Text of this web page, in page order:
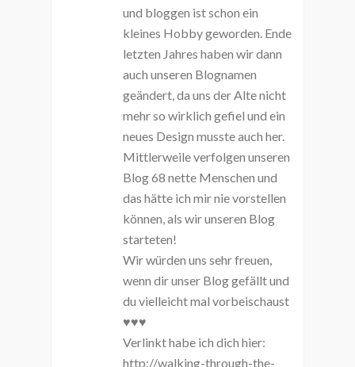
und bloggen ist schon ein
kleines Hobby geworden. Ende
letzten Jahres haben wir dann
auch unseren Blognamen
geändert, da uns der Alte nicht
mehr so wirklich gefiel und ein
neues Design musste auch her.
Mittlerweile verfolgen unseren
Blog 68 nette Menschen und
das hätte ich mir nie vorstellen
können, als wir unseren Blog
starteten!
Wir würden uns sehr freuen,
wenn dir unser Blog gefällt und
du vielleicht mal vorbeischaust
♥♥♥
Verlinkt habe ich dich hier:
http://walking-through-the-